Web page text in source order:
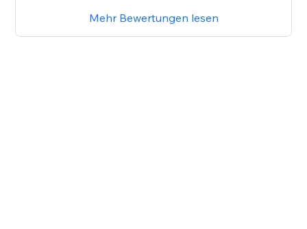
Mehr Bewertungen lesen